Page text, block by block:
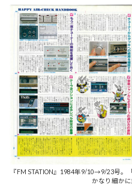
『FM STATION』1984年9/10→9/23号。
かなり細かに